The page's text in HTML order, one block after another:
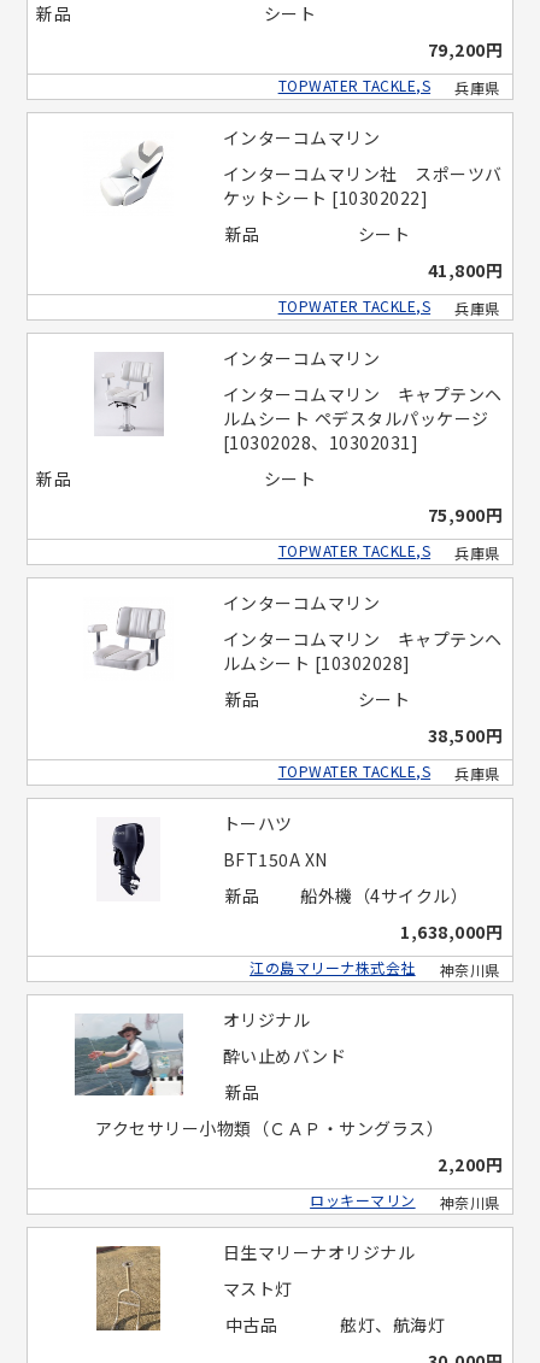
新品
シート
79,200円
兵庫県
TOPWATER TACKLE,S
インターコムマリン
インターコムマリン社 スポーツバ
ケットシート [10302022]
新品
シート
41,800円
兵庫県
TOPWATER TACKLE,S
インターコムマリン
インターコムマリン キャプテンヘ
ルムシート ペデスタルパッケージ
[10302028、10302031]
新品
シート
75,900円
兵庫県
TOPWATER TACKLE,S
インターコムマリン
インターコムマリン キャプテンヘ
ルムシート [10302028]
新品
シート
38,500円
兵庫県
TOPWATER TACKLE,S
トーハツ
BFT150A XN
新品
船外機（4サイクル）
1,638,000円
神奈川県
江の島マリーナ株式会社
オリジナル
酔い止めバンド
新品
アクセサリー小物類（ＣＡＰ・サングラス）
2,200円
神奈川県
ロッキーマリン
日生マリーナオリジナル
マスト灯
中古品
舷灯、航海灯